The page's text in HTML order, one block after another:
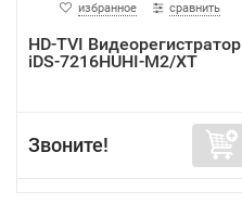
избранное сравнить
HD-TVI Видеорегистратор
iDS-7216HUHI-M2/XT
Звоните!